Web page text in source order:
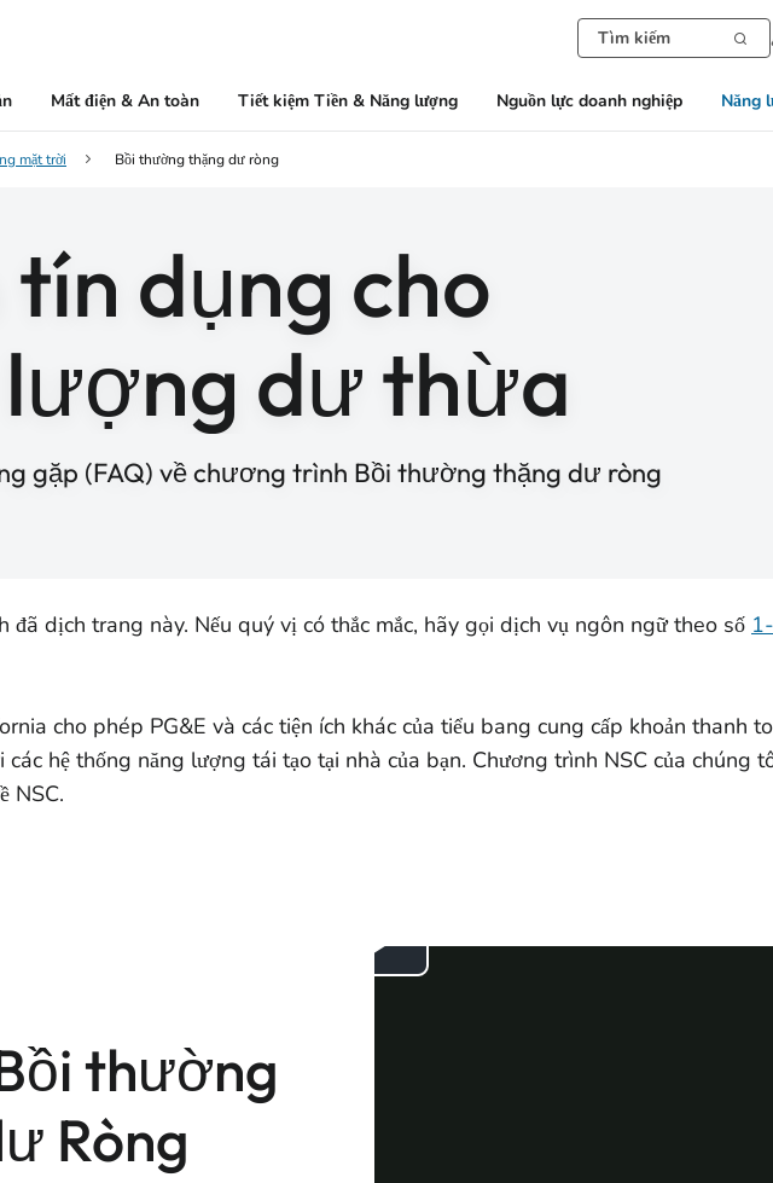
Mất điện & An toàn Tiết kiệm Tiền & Năng lượng Nguồn lực doanh nghiệp Năng
mặt trời Bồi thường thặng dư ròng
tín dụng cho
dư thừa
gặp (FAQ) về chương trình Bồi thường thặng dư ròng
đã dịch trang này. Nếu quý vị có thắc mắc, hãy gọi dịch vụ ngôn ngữ theo số
cho phép PG&E và các tiện ích khác của tiểu bang cung cấp khoản thanh
hệ thống năng lượng tái tạo tại nhà của bạn. Chương trình NSC của chúng
NSC.
thường
Ròng